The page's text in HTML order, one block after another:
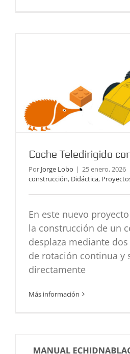
Coche Teledirigido
Por Jorge Lobo | 25 enero, 2026
construcción, Didáctica,
En este nuevo
la construcción de un
desplaza mediante
de rotación continua y
directamente
Más información
Didáctica Hardware